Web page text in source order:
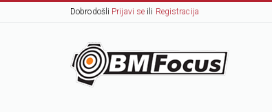
Dobrodošli Prijavi se ili Registracija